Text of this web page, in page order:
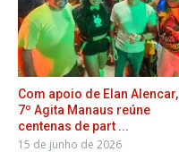
Com apoio de Elan Alencar,
7º Agita Manaus reúne
centenas de part ...
15 de junho de 2026